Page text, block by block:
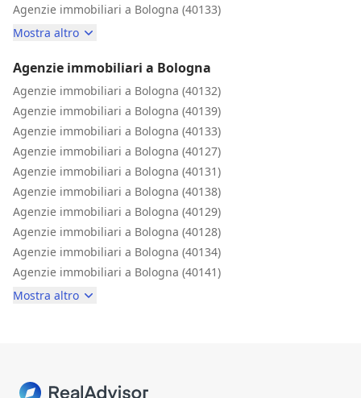
Agenzie immobiliari a Bologna (40133)
Mostra altro
Agenzie immobiliari a Bologna
Agenzie immobiliari a Bologna (40132)
Agenzie immobiliari a Bologna (40139)
Agenzie immobiliari a Bologna (40133)
Agenzie immobiliari a Bologna (40127)
Agenzie immobiliari a Bologna (40131)
Agenzie immobiliari a Bologna (40138)
Agenzie immobiliari a Bologna (40129)
Agenzie immobiliari a Bologna (40128)
Agenzie immobiliari a Bologna (40134)
Agenzie immobiliari a Bologna (40141)
Mostra altro